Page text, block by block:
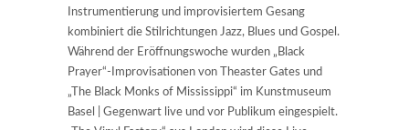
Instrumentierung und improvisiertem Gesang
kombiniert die Stilrichtungen Jazz, Blues und Gospel.
Während der Eröffnungswoche wurden „Black
Prayer“-Improvisationen von Theaster Gates und
„The Black Monks of Mississippi“ im Kunstmuseum
Basel | Gegenwart live und vor Publikum eingespielt.